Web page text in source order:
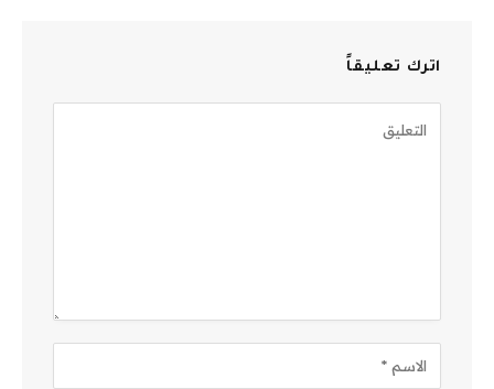
اترك تعليقاً